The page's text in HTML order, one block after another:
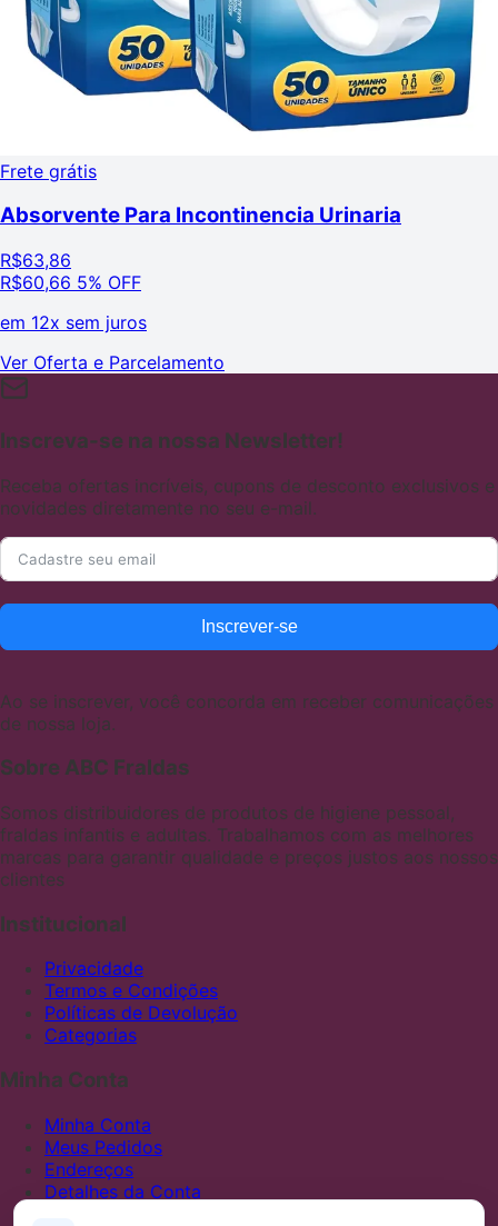
Frete grátis
Absorvente Para Incontinencia Urinaria
R$63,86
R$60,66 5% OFF
em 12x sem juros
Ver Oferta e Parcelamento
Inscreva-se na nossa Newsletter!
Receba ofertas incríveis, cupons de desconto exclusivos e
novidades diretamente no seu e-mail.
Inscrever-se
Ao se inscrever, você concorda em receber comunicações
de nossa loja.
Sobre ABC Fraldas
Somos distribuidores de produtos de higiene pessoal,
fraldas infantis e adultas. Trabalhamos com as melhores
marcas para garantir qualidade e preços justos aos nossos
clientes
Institucional
Privacidade
Termos e Condições
Políticas de Devolução
Categorias
Minha Conta
Minha Conta
Meus Pedidos
Endereços
Detalhes da Conta